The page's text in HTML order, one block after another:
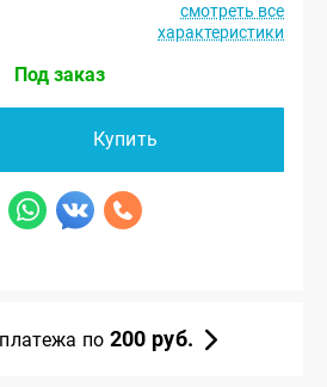
смотреть все
характеристики
Под заказ
Купить
по 200 руб.